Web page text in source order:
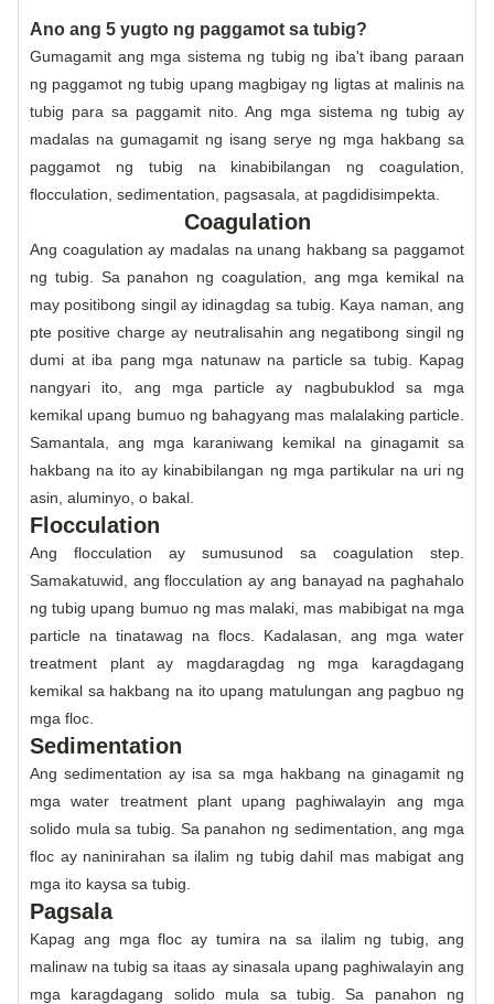
Ano ang 5 yugto ng paggamot sa tubig?
Gumagamit ang mga sistema ng tubig ng iba't ibang paraan
ng paggamot ng tubig upang magbigay ng ligtas at malinis na
tubig para sa paggamit nito. Ang mga sistema ng tubig ay
madalas na gumagamit ng isang serye ng mga hakbang sa
paggamot ng tubig na kinabibilangan ng coagulation,
flocculation, sedimentation, pagsasala, at pagdidisimpekta.
Coagulation
Ang coagulation ay madalas na unang hakbang sa paggamot
ng tubig. Sa panahon ng coagulation, ang mga kemikal na
may positibong singil ay idinagdag sa tubig. Kaya naman, ang
pte positive charge ay neutralisahin ang negatibong singil ng
dumi at iba pang mga natunaw na particle sa tubig. Kapag
nangyari ito, ang mga particle ay nagbubuklod sa mga
kemikal upang bumuo ng bahagyang mas malalaking particle.
Samantala, ang mga karaniwang kemikal na ginagamit sa
hakbang na ito ay kinabibilangan ng mga partikular na uri ng
asin, aluminyo, o bakal.
Flocculation
Ang flocculation ay sumusunod sa coagulation step.
Samakatuwid, ang flocculation ay ang banayad na paghahalo
ng tubig upang bumuo ng mas malaki, mas mabibigat na mga
particle na tinatawag na flocs. Kadalasan, ang mga water
treatment plant ay magdaragdag ng mga karagdagang
kemikal sa hakbang na ito upang matulungan ang pagbuo ng
mga floc.
Sedimentation
Ang sedimentation ay isa sa mga hakbang na ginagamit ng
mga water treatment plant upang paghiwalayin ang mga
solido mula sa tubig. Sa panahon ng sedimentation, ang mga
floc ay naninirahan sa ilalim ng tubig dahil mas mabigat ang
mga ito kaysa sa tubig.
Pagsala
Kapag ang mga floc ay tumira na sa ilalim ng tubig, ang
malinaw na tubig sa itaas ay sinasala upang paghiwalayin ang
mga karagdagang solido mula sa tubig. Sa panahon ng